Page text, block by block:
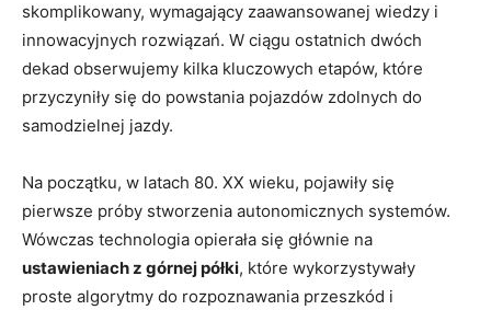
skomplikowany, wymagający zaawansowanej wiedzy ⁣i‍
innowacyjnych rozwiązań. W ciągu​ ostatnich dwóch
dekad obserwujemy ‌kilka‌ kluczowych etapów, które⁣
przyczyniły ‌się do⁣ powstania pojazdów zdolnych do
samodzielnej jazdy.
Na⁣ początku, w latach 80. XX⁤ wieku, pojawiły⁣ się​
pierwsze próby stworzenia autonomicznych systemów.
Wówczas ​technologia opierała się głównie ‌na ​
ustawieniach ​z​ górnej półki, które‌ wykorzystywały
proste algorytmy do rozpoznawania przeszkód i